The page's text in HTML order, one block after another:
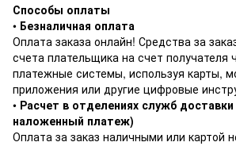
Способы оплаты
• Безналичная оплата
Оплата заказа онлайн! Средства за
счета плательщика на счет получателя
платежные системы, используя карты,
приложения или другие цифровые
• Расчет в отделениях служб
наложенный платеж)
Оплата за заказ наличными или картой